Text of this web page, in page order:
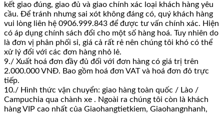
kết giao đúng, giao đủ và giao chính xác loại khách hàng yêu
cầu. Để tránh nhưng sai xót không đáng có, quý khách hàng
vui lòng liên hệ 0906.999.843 để được tư vấn chính xác. Hiện
có áp dụng chính sách đổi cho một số hàng hoá. Tuy nhiên do
là đơn vị phân phối sỉ, giá cả rất rẻ nên chúng tôi khó có thể
xử lý đổi với các đơn hàng nhỏ lẻ.
9./ Xuất hoá đơn đầy đủ đối với đơn hàng có giá trị trên
2.000.000 VNĐ. Bao gồm hoá đơn VAT và hoá đơn đỏ trực
tiếp.
10./ Hình thức vận chuyển: giao hàng toàn quốc / Lào /
Campuchia qua chành xe . Ngoài ra chúng tôi còn là khách
hàng VIP cao nhất của Giaohangtietkiem, Giaohangnhanh,